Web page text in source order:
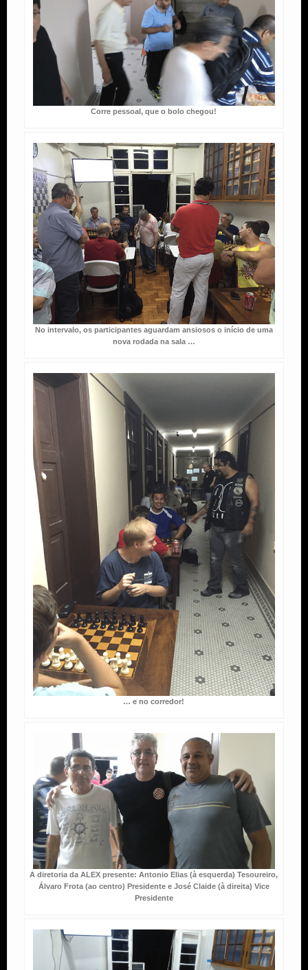
Corre pessoal, que o bolo chegou!
No intervalo, os participantes aguardam ansiosos o início de uma
nova rodada na sala …
… e no corredor!
A diretoria da ALEX presente: Antonio Elias (à esquerda) Tesoureiro,
Álvaro Frota (ao centro) Presidente e José Claide (à direita) Vice
Presidente